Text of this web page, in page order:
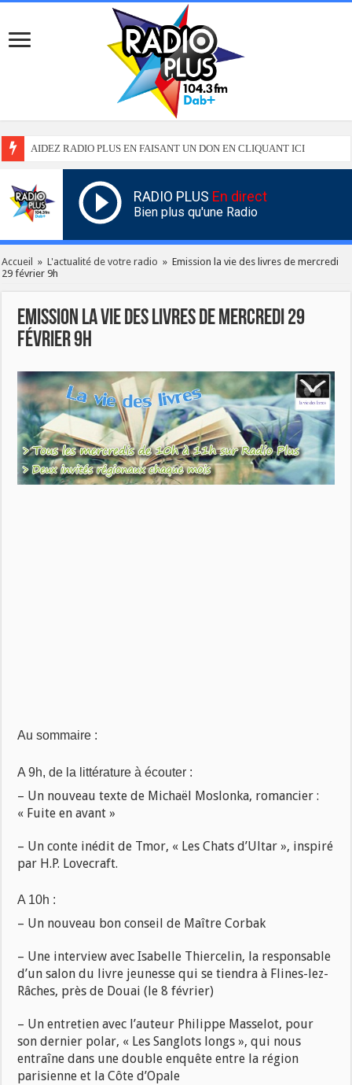
AIDEZ RADIO PLUS EN FAISANT UN DON EN CLIQUANT ICI
RADIO PLUS En direct
Bien plus qu'une Radio
Accueil » L'actualité de votre radio » Emission la vie des livres de mercredi
29 février 9h
Emission la vie des livres de mercredi 29
février 9h
Au sommaire :
A 9h, de la littérature à écouter :
– Un nouveau texte de Michaël Moslonka, romancier :
« Fuite en avant »
– Un conte inédit de Tmor, « Les Chats d’Ultar », inspiré
par H.P. Lovecraft.
A 10h :
– Un nouveau bon conseil de Maître Corbak
– Une interview avec Isabelle Thiercelin, la responsable
d’un salon du livre jeunesse qui se tiendra à Flines-lez-
Râches, près de Douai (le 8 février)
– Un entretien avec l’auteur Philippe Masselot, pour
son dernier polar, « Les Sanglots longs », qui nous
entraîne dans une double enquête entre la région
parisienne et la Côte d’Opale